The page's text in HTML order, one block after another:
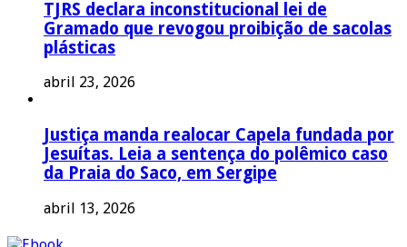
TJRS declara inconstitucional lei de
Gramado que revogou proibição de sacolas
plásticas
abril 23, 2026
Justiça manda realocar Capela fundada por
Jesuítas. Leia a sentença do polêmico caso
da Praia do Saco, em Sergipe
abril 13, 2026